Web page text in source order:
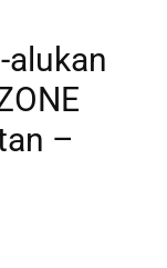
alukan
–